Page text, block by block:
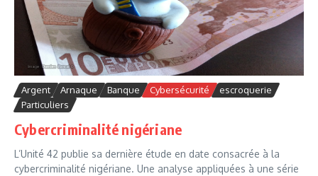
Argent Arnaque Banque Cybersécurité
escroquerie
Particuliers
Cybercriminalité nigériane
L’Unité 42 publie sa dernière étude en date consacrée à la
cybercriminalité nigériane. Une analyse appliquées à une série